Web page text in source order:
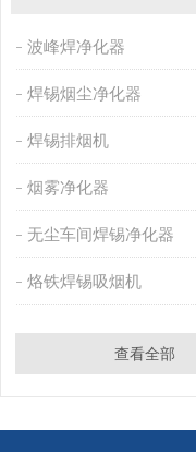
波峰焊净化器
焊锡烟尘净化器
焊锡排烟机
烟雾净化器
无尘车间焊锡净化器
烙铁焊锡吸烟机
查看全部